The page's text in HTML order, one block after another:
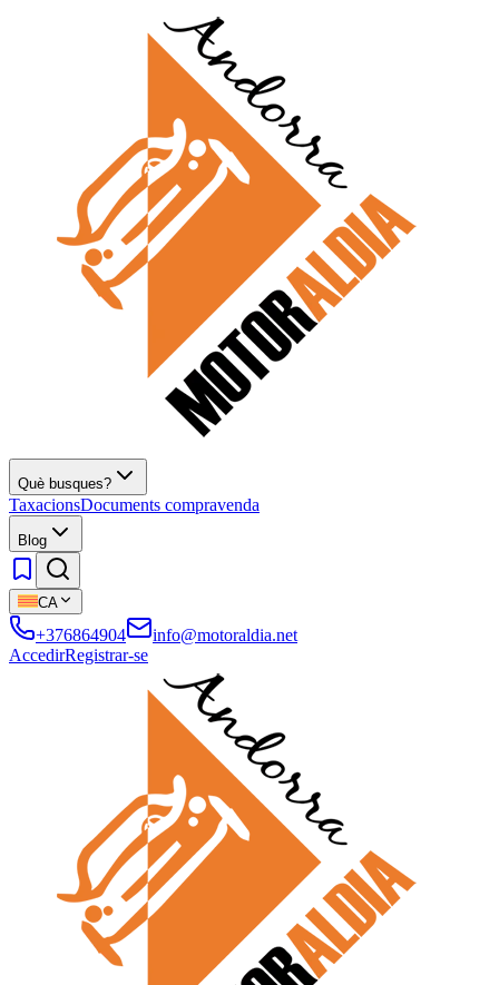
Què busques?
TaxacionsDocuments compravenda
Blog
CA
+376864904
info@motoraldia.net
AccedirRegistrar-se